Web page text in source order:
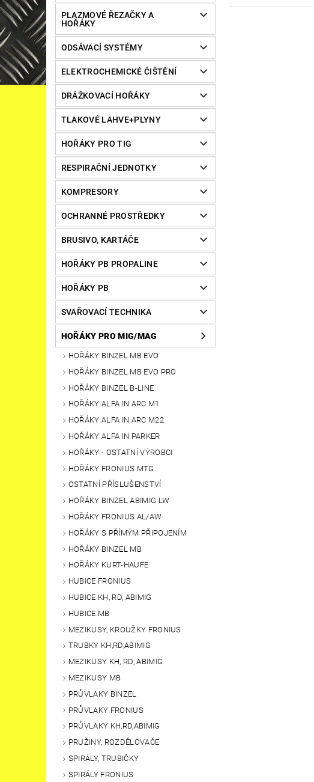
PLAZMOVÉ ŘEZAČKY A
HOŘÁKY
ODSÁVACÍ SYSTÉMY
ELEKTROCHEMICKÉ ČIŠTĚNÍ
DRÁŽKOVACÍ HOŘÁKY
TLAKOVÉ LAHVE+PLYNY
HOŘÁKY PRO TIG
RESPIRAČNÍ JEDNOTKY
KOMPRESORY
OCHRANNÉ PROSTŘEDKY
BRUSIVO, KARTÁČE
HOŘÁKY PB PROPALINE
HOŘÁKY PB
SVAŘOVACÍ TECHNIKA
HOŘÁKY PRO MIG/MAG
HOŘÁKY BINZEL MB EVO
HOŘÁKY BINZEL MB EVO PRO
HOŘÁKY BINZEL B-LINE
HOŘÁKY ALFA IN ARC M1
HOŘÁKY ALFA IN ARC M22
HOŘÁKY ALFA IN PARKER
HOŘÁKY - OSTATNÍ VÝROBCI
HOŘÁKY FRONIUS MTG
OSTATNÍ PŘÍSLUŠENSTVÍ
HOŘÁKY BINZEL ABIMIG LW
HOŘÁKY FRONIUS AL/AW
HOŘÁKY S PŘÍMÝM PŘIPOJENÍM
HOŘÁKY BINZEL MB
HOŘÁKY KURT-HAUFE
HUBICE FRONIUS
HUBICE KH, RD, ABIMIG
HUBICE MB
MEZIKUSY, KROUŽKY FRONIUS
TRUBKY KH,RD,ABIMIG
MEZIKUSY KH, RD, ABIMIG
MEZIKUSY MB
PRŮVLAKY BINZEL
PRŮVLAKY FRONIUS
PRŮVLAKY KH,RD,ABIMIG
PRUŽINY, ROZDĚLOVAČE
SPIRÁLY, TRUBIČKY
SPIRÁLY FRONIUS